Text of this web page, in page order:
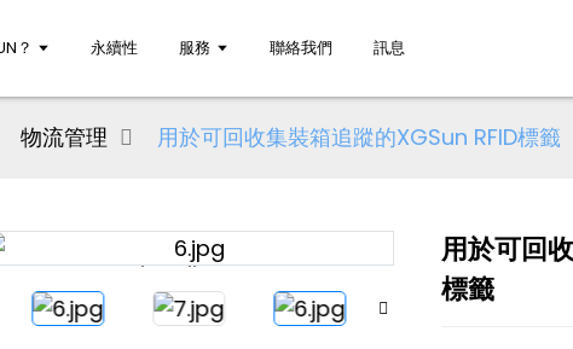
？ 永續性 服務 聯絡我們 訊息
物流管理 用於可回收集裝箱追蹤的XGSun RFID標籤
Loading...
Loading...
用於可回
標籤